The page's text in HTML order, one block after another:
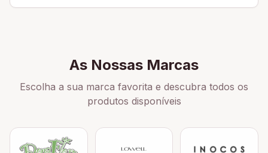
As Nossas Marcas
Escolha a sua marca favorita e descubra todos os
produtos disponíveis